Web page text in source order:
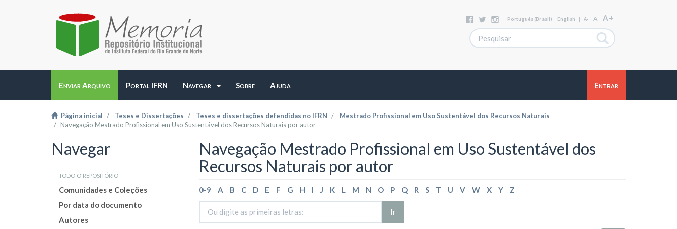
| Português (Brasil) English | A- A A+
Enviar Arquivo Portal IFRN Navegar Sobre Ajuda Entrar
Página inicial Teses e Dissertações Teses e dissertações defendidas no IFRN
Mestrado Profissional em Uso Sustentável dos Recursos Naturais
Navegação Mestrado Profissional em Uso Sustentável dos Recursos Naturais por autor
Navegar
todo o repositório
Comunidades e Coleções
Por data do documento
Autores
Navegação Mestrado Profissional em Uso Sustentável dos
Recursos Naturais por autor
0-9 A B C D E F G H I J K L M N O P Q R S T U V W X Y Z
Ir